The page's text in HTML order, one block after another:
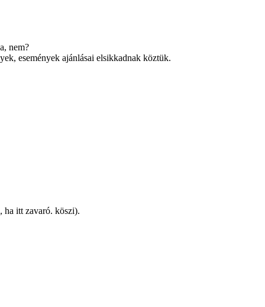
nem?
események ajánlásai elsikkadnak köztük.
ha itt zavaró. köszi).